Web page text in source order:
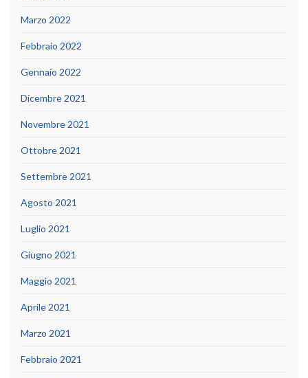
Marzo 2022
Febbraio 2022
Gennaio 2022
Dicembre 2021
Novembre 2021
Ottobre 2021
Settembre 2021
Agosto 2021
Luglio 2021
Giugno 2021
Maggio 2021
Aprile 2021
Marzo 2021
Febbraio 2021